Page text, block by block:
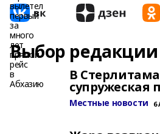
Выбор редакции
В
супружеская
Местные новости 6